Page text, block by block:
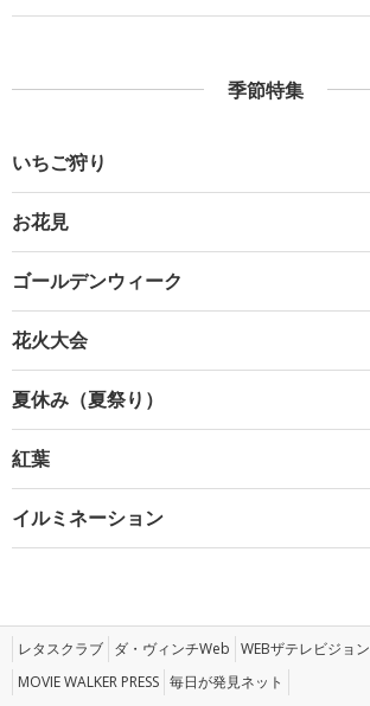
季節特集
いちご狩り
お花見
ゴールデンウィーク
花火大会
夏休み（夏祭り）
紅葉
イルミネーション
レタスクラブ ダ・ヴィンチWeb WEBザテレビジョン
MOVIE WALKER PRESS 毎日が発見ネット